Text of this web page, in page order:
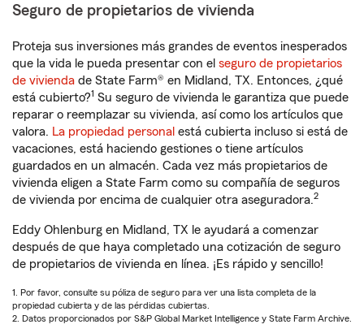
Seguro de propietarios de vivienda
Proteja sus inversiones más grandes de eventos inesperados
que la vida le pueda presentar con el seguro de propietarios
de vivienda de State Farm® en Midland, TX. Entonces, ¿qué
está cubierto?1 Su seguro de vivienda le garantiza que puede
reparar o reemplazar su vivienda, así como los artículos que
valora. La propiedad personal está cubierta incluso si está de
vacaciones, está haciendo gestiones o tiene artículos
guardados en un almacén. Cada vez más propietarios de
vivienda eligen a State Farm como su compañía de seguros
de vivienda por encima de cualquier otra aseguradora.2
Eddy Ohlenburg en Midland, TX le ayudará a comenzar
después de que haya completado una cotización de seguro
de propietarios de vivienda en línea. ¡Es rápido y sencillo!
1. Por favor, consulte su póliza de seguro para ver una lista completa de la
propiedad cubierta y de las pérdidas cubiertas.
2. Datos proporcionados por S&P Global Market Intelligence y State Farm Archive.